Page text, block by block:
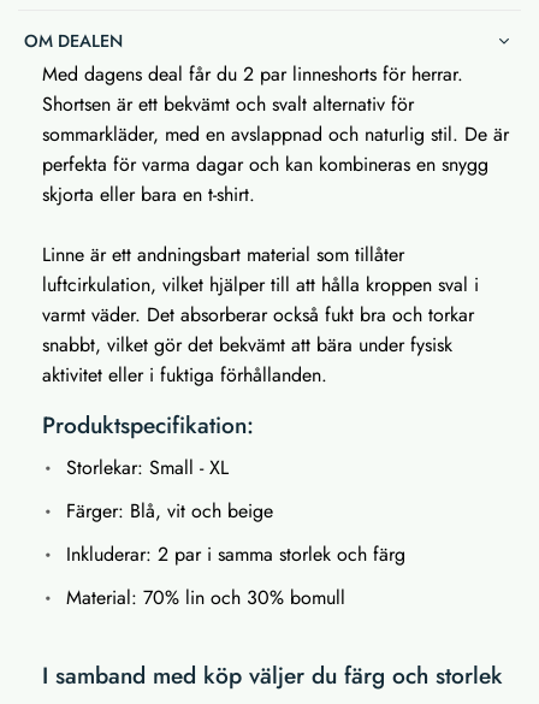
OM DEALEN
Med dagens deal får du 2 par linneshorts för herrar.
Shortsen är ett bekvämt och svalt alternativ för
sommarkläder, med en avslappnad och naturlig stil. De är
perfekta för varma dagar och kan kombineras en snygg
skjorta eller bara en t-shirt.
Linne är ett andningsbart material som tillåter
luftcirkulation, vilket hjälper till att hålla kroppen sval i
varmt väder. Det absorberar också fukt bra och torkar
snabbt, vilket gör det bekvämt att bära under fysisk
aktivitet eller i fuktiga förhållanden.
Produktspecifikation:
Storlekar: Small - XL
Färger: Blå, vit och beige
Inkluderar: 2 par i samma storlek och färg
Material: 70% lin och 30% bomull
I samband med köp väljer du färg och storlek